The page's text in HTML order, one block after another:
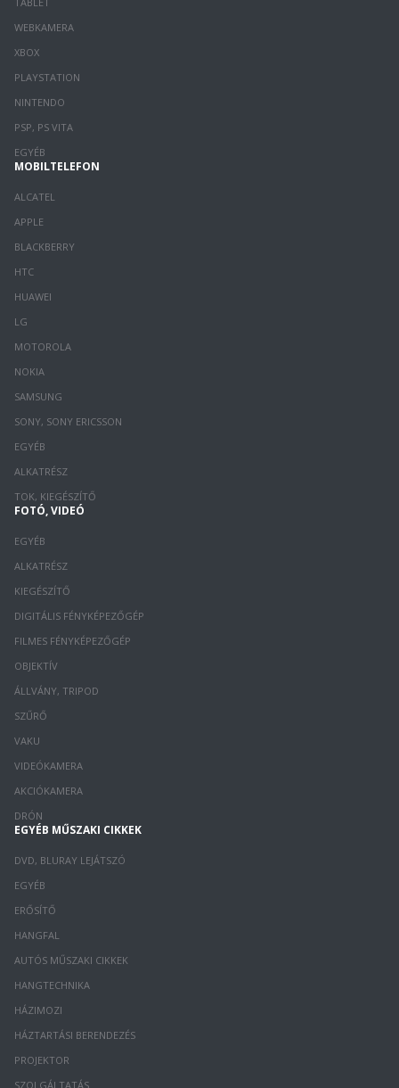
WEBKAMERA
XBOX
PLAYSTATION
NINTENDO
PSP, PS VITA
EGYÉB
MOBILTELEFON
ALCATEL
APPLE
BLACKBERRY
HTC
HUAWEI
LG
MOTOROLA
NOKIA
SAMSUNG
SONY, SONY ERICSSON
EGYÉB
ALKATRÉSZ
TOK, KIEGÉSZÍTŐ
FOTÓ, VIDEÓ
EGYÉB
ALKATRÉSZ
KIEGÉSZÍTŐ
DIGITÁLIS FÉNYKÉPEZŐGÉP
FILMES FÉNYKÉPEZŐGÉP
OBJEKTÍV
ÁLLVÁNY, TRIPOD
SZŰRŐ
VAKU
VIDEÓKAMERA
AKCIÓKAMERA
DRÓN
EGYÉB MŰSZAKI CIKKEK
DVD, BLURAY LEJÁTSZÓ
EGYÉB
ERŐSÍTŐ
HANGFAL
AUTÓS MŰSZAKI CIKKEK
HANGTECHNIKA
HÁZIMOZI
HÁZTARTÁSI BERENDEZÉS
PROJEKTOR
SZOLGÁLTATÁS